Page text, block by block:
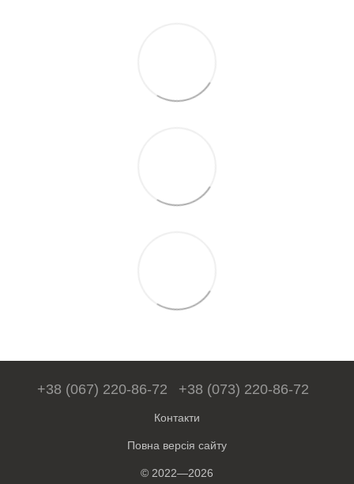
+38 (067) 220-86-72 +38 (073) 220-86-72
Контакти
Повна версія сайту
© 2022—2026